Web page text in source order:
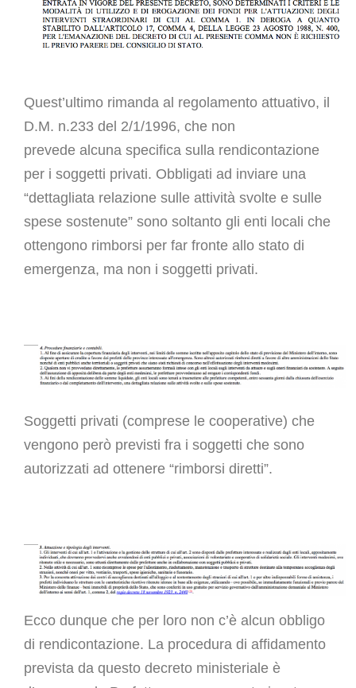
Quest’ultimo rimanda al regolamento attuativo, il
D.M. n.233 del 2/1/1996, che non
prevede alcuna specifica sulla rendicontazione
per i soggetti privati. Obbligati ad inviare una
“dettagliata relazione sulle attività svolte e sulle
spese sostenute” sono soltanto gli enti locali che
ottengono rimborsi per far fronte allo stato di
emergenza, ma non i soggetti privati.
Soggetti privati (comprese le cooperative) che
vengono però previsti fra i soggetti che sono
autorizzati ad ottenere “rimborsi diretti”.
Ecco dunque che per loro non c’è alcun obbligo
di rendicontazione. La procedura di affidamento
prevista da questo decreto ministeriale è